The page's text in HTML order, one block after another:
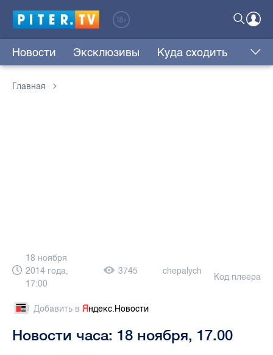
Новости Эксклюзивы Куда сходить
Главная
18 ноября
2014 года,
17:00
3745 chepalych
Код плеера
Добавить в Яндекс.Новости
Новости часа: 18 ноября, 17.00